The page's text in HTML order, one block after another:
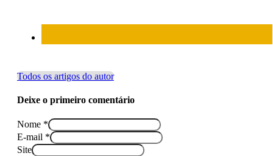
Todos os artigos do autor
Deixe o primeiro comentário
Nome *
E-mail *
Site